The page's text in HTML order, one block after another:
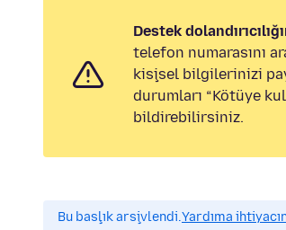
Destek
telefon numarasını
kişisel bilgilerinizi
durumları “Kötüye
bildirebilirsiniz.
Bu başlık arşivlendi.Yardıma